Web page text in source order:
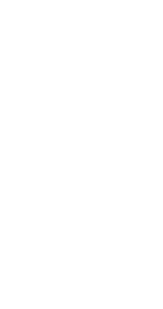
thành cảm ơn!